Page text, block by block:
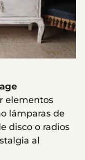
elementos
lámparas de
disco o radios
al